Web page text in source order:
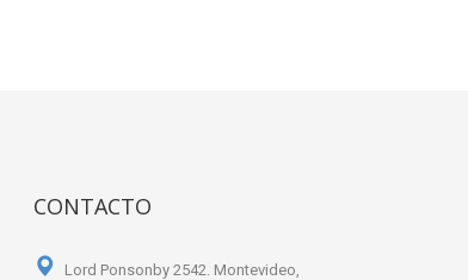
CONTACTO
Lord Ponsonby 2542. Montevideo,